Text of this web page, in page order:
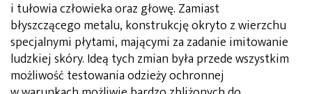
i tułowia człowieka oraz głowę. Zamiast
błyszczącego metalu, konstrukcję okryto z wierzchu
specjalnymi płytami, mającymi za zadanie imitowanie
ludzkiej skóry. Ideą tych zmian była przede wszystkim
możliwość testowania odzieży ochronnej